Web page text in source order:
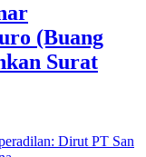
(Buang
Surat